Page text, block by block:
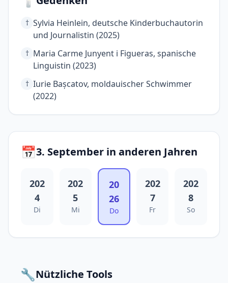
† Sylvia Heinlein, deutsche Kinderbuchautorin
und Journalistin (2025)
† Maria Carme Junyent i Figueras, spanische
Linguistin (2023)
† Iurie Bașcatov, moldauischer Schwimmer
(2022)
📅3. September in anderen Jahren
202
4
Di
202
5
Mi
20
26
Do
202
7
Fr
202
8
So
🔧Nützliche Tools